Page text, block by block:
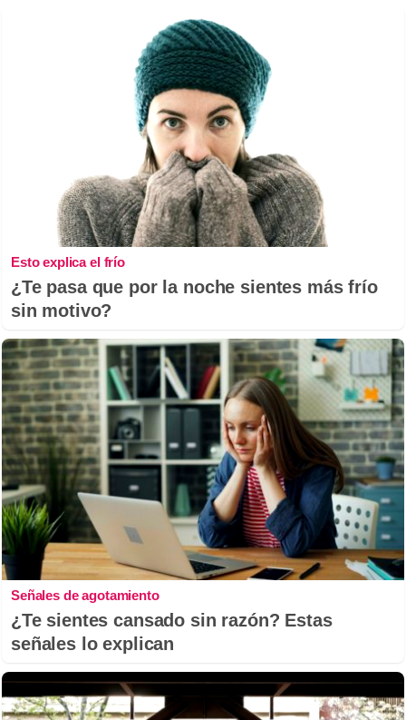
Esto explica el frío
¿Te pasa que por la noche sientes más frío
sin motivo?
Señales de agotamiento
¿Te sientes cansado sin razón? Estas
señales lo explican